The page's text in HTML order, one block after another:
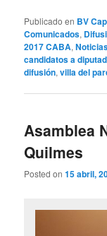
Publicado en BV
Comunicados,
2017 CABA,
candidatos a
difusión,villa del
Asamblea
Quilmes
Posted on15 abril,